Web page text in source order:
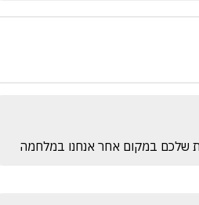
שלכם במקום אחר אנחנו במלחמה